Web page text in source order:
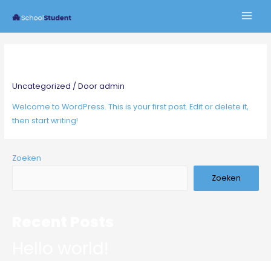
Uncategorized / Dooradmin
Welcome to WordPress. This is your first post. Edit or delete it,
then start writing!
Zoeken
Zoeken